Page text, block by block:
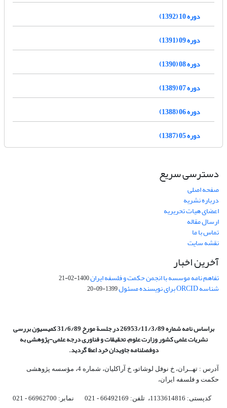
دوره 10 (1392)
دوره 09 (1391)
دوره 08 (1390)
دوره 07 (1389)
دوره 06 (1388)
دوره 05 (1387)
دسترسی سریع
صفحه اصلی
درباره نشریه
اعضای هیات تحریریه
ارسال مقاله
تماس با ما
نقشه سایت
آخرین اخبار
تفاهم نامه موسسه با انجمن حکمت و فلسفه ایران1400-02-21
شناسه ORCID برای نویسنده مسئول 1399-09-20
براساس نامه شماره 26953/11/3/89 در جلسة مورخ 31/6/89 کمیسیون
بررسی
نشریات علمی کشور وزارت علوم، تحقیقات و فناوری درجه علمی‌-پژوهشیبه
دوفصلنامه جاویدان خرد اعطا گردید.
آدرس : تهــران، خ نوفل لوشاتو، خ آراکلیان، شماره 4،‌ مؤسسه پژوهشی
حکمت و فلسفه ایران،‌
کدپستی: 1133614816، تلفن: 66492169 - 021 نمابر: 66962700 - 021